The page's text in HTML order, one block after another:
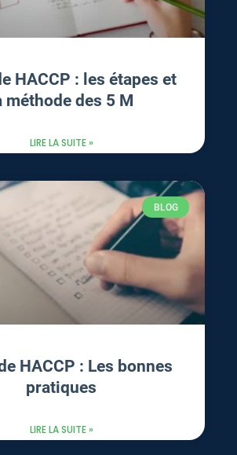
HACCP : les étapes et
méthode des 5 M
LIRE LA SUITE »
BLOG
HACCP : Les bonnes
pratiques
LIRE LA SUITE »